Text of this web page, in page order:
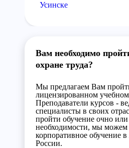
Усинске
Вам необходимо
охране труда?
Мы предлагаем Вам
лицензированном
Преподаватели курсов -
специалисты в своих
пройти обучение очно
необходимости, мы можем
корпоративное обучение
России.